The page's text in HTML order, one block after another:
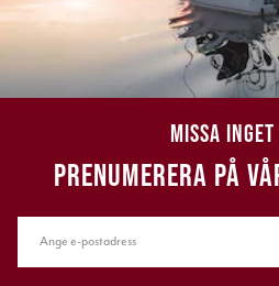
MISSA
PRENUMERERA PÅ